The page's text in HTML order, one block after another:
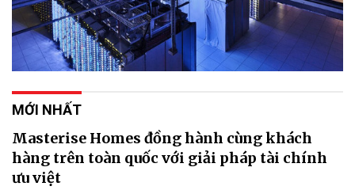
MỚI NHẤT
Masterise Homes đồng hành cùng khách
hàng trên toàn quốc với giải pháp tài chính
ưu việt